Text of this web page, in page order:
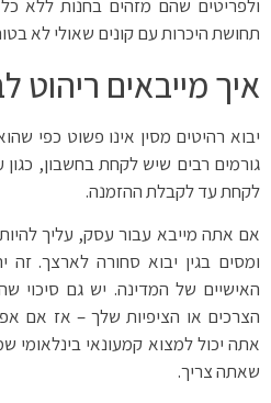
ולפריטים שהם מזהים בחנות ללא
תחושת היכרות עם קונים שאולי לא
איך מייבאים ריהוט
יבוא רהיטים מסין אינו פשוט כפי
גורמים רבים שיש לקחת בחשבון,
לקחת עד לקבלת ההזמנה.
אם אתה מייבא עבור עסק, עליך
ומסים בגין יבוא סחורה לארצך. זה
האישיים של המדינה. יש גם סיכוי
הצרכים או הציפיות שלך – אז אם
אתה יכול למצוא קמעונאי בינלאומי
שאתה צריך.